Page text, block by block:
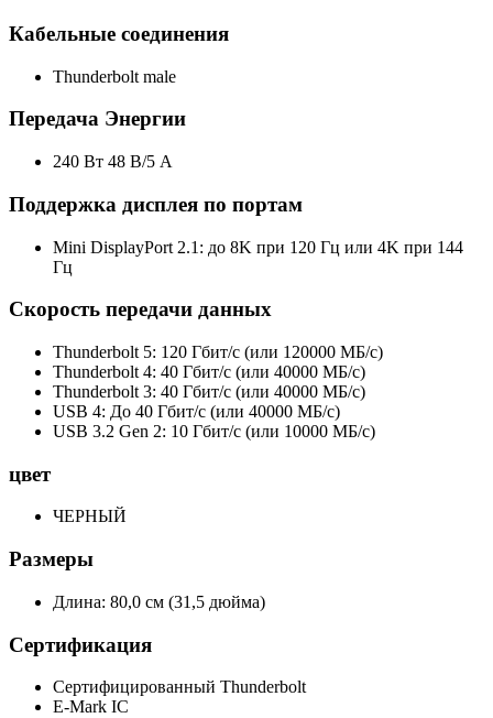
Кабельные соединения
Thunderbolt male
Передача Энергии
240 Вт 48 В/5 А
Поддержка дисплея по портам
Mini DisplayPort 2.1: до 8K при 120 Гц или 4K при 144
Гц
Скорость передачи данных
Thunderbolt 5: 120 Гбит/с (или 120000 МБ/с)
Thunderbolt 4: 40 Гбит/с (или 40000 МБ/с)
Thunderbolt 3: 40 Гбит/с (или 40000 МБ/с)
USB 4: До 40 Гбит/с (или 40000 МБ/с)
USB 3.2 Gen 2: 10 Гбит/с (или 10000 МБ/с)
цвет
ЧЕРНЫЙ
Размеры
Длина: 80,0 см (31,5 дюйма)
Сертификация
Сертифицированный Thunderbolt
E-Mark IC